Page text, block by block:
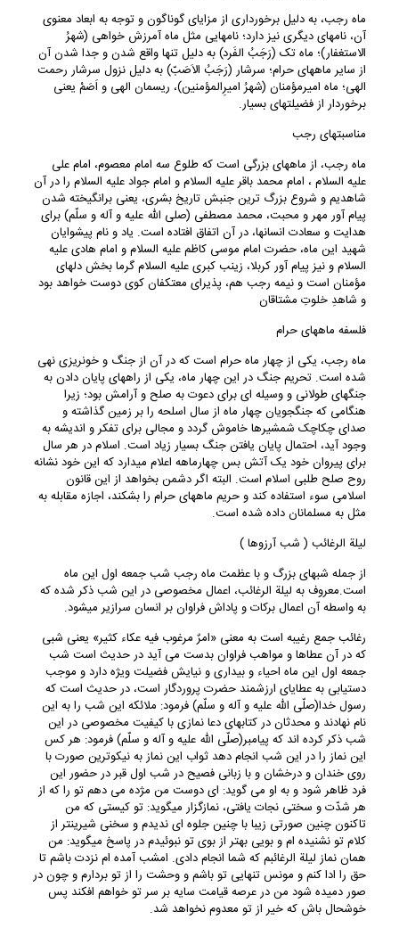
ماه رجب، به دلیل برخورداری از مزایای گوناگون و توجه به ابعاد معنوی
آن، نام‏های دیگری نیز دارد؛ نام‏هایی مثل ماه آمرزش خواهی (شهرُ
الاستغفار)؛ ماه تک (رَجَبُ الفَرد) به دلیل تنها واقع شدن و جدا شدن آن
از سایر ماه‏های حرام؛ سرشار (رَجَبُ الاَصَبّ) به دلیل نزول سرشار رحمت
الهی؛ ماه امیرمؤمنان (شهرُ امیرِالمؤمنین)، ریسمان الهی و اَصَمْ یعنی
برخوردار از فضیلت‏های بسیار.
مناسبت‏های رجب
ماه رجب، از ماه‏های بزرگی است که طلوع سه امام معصوم، امام علی
علیه ‏السلام ، امام محمد باقر علیه ‏السلام و امام جواد علیه ‏السلام را در آن
شاهدیم و شروع بزرگ ترین جنبش تاریخ بشری، یعنی برانگیخته شدن
پیام آور مهر و محبت، محمد مصطفی (صلی‏ الله ‏علیه ‏و‏ آله و سلّم) برای
هدایت و سعادت انسان‏ها، در آن اتفاق افتاده است. یاد و نام پیشوایان
شهید این ماه، حضرت امام موسی کاظم علیه ‏السلام و امام هادی علیه‏
السلام و نیز پیام‏ آور کربلا، زینب کبری علیه السلام گرما‏ بخش دل‏های
مؤمنان است و نیمه رجب هم، پذیرای معتکفان کوی دوست خواهد بود
و شاهدِ خلوتِ مشتاقان
فلسفه ماه‏های حرام
ماه رجب، یکی از چهار ماه حرام است که در آن از جنگ و خون‏ریزی نهی
شده است. تحریم جنگ در این چهار ماه، یکی از راه‏های پایان دادن به
جنگ‏های طولانی و وسیله‏ ای برای دعوت به صلح و آرامش بود؛ زیرا
هنگامی که جنگ‏جویان چهار ماه از سال اسلحه را بر زمین گذاشته و
صدای چکاچک شمشیرها خاموش گردد و مجالی برای تفکر و اندیشه به
وجود آید، احتمال پایان یافتن جنگ بسیار زیاد است. اسلام در هر سال
برای پیروان خود یک آتش ‏بس چهارماهه اعلام می‏دارد که این خود نشانه
روح صلح‏ طلبی اسلام است. البته اگر دشمن بخواهد از این قانون
اسلامی سوء استفاده کند و حریم ماه‏های حرام را بشکند، اجازه مقابله به
مثل به مسلمانان داده شده است.
لیلة الرغائب ( شب آرزوها )
از جمله شبهای بزرگ و با عظمت ماه رجب شب جمعه اول این ماه
است.معروف به لیلة الرغائب، اعمال مخصوصی در این شب ذکر شده که
به واسطه آن اعمال برکات و پاداش فراوان بر انسان سرازیر می‏شود.
رغائب جمع رغیبه است به معنی «امرٌ مرغوب فیه عکاء کثیر» یعنی شبی
که در آن عطاها و مواهب فراوان بدست می ‏آید در حدیث است شب
جمعه اول این ماه احیاء و بیداری و نیایش فضیلت ویژه دارد و موجب
دست‏یابی به عطایای ارزشمند حضرت پروردگار است، در حدیث است که
رسول خدا(صلّی الله علیه و آله و سلّم) فرمود: ملائکه این شب را به این
نام نهادند و محدثان در کتاب‏های دعا نمازی با کیفیت مخصوصی در این
شب ذکر کرده‏ اند که پیامبر(صلّی الله علیه و آله و سلّم) فرمود: هر کس
این نماز را در این شب انجام دهد ثواب این نماز به نیکوترین صورت با
روی خندان و درخشان و با زبانی فصیح در شب اول قبر در حضور این
فرد ظاهر شود و به او می‏ گوید: ای دوست من مژده می ‏دهم تو را که از
هر شدّت و سختی نجات یافتی، نمازگزار می‏گوید: تو کیستی که من
تاکنون چنین صورتی زیبا با چنین جلوه ‏ای ندیدم و سخنی شیرین‏تر از
کلام تو نشنیده ‏ام و بویی بهتر از بوی تو نبوئیدم در پاسخ می‏گوید: من
همان نماز لیلة الرغائبم که شما انجام دادی. امشب آمده‏ ام نزدت باشم تا
حق را ادا کنم و مونس تنهایی تو باشم و وحشت را از تو بردارم و چون در
صور دمیده شود من در عرصه قیامت سایه بر سر تو خواهم افکند پس
خوشحال باش که خیر از تو معدوم نخواهد شد.